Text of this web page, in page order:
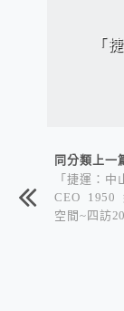
「
同分類上一
「捷運：中
CEO 1950
空間~四訪